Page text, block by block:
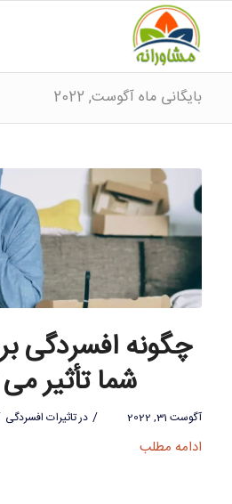
بایگانی ماه آگوست, 2022
چگونه افسردگی
شما تأثیر
آگوست 31, 2022 / درتاثیرات افسردگی
ادامه مطلب